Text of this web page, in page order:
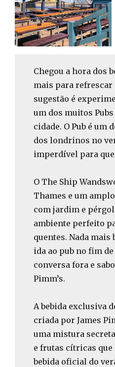
Chegou a hora dos
mais para refrescar
sugestão é
um dos muitos
cidade. O Pub é um
dos londrinos no
imperdível para
O The Ship
Thames e um
com jardim e
ambiente perfeito
quentes. Nada
ida ao pub no fim
conversa fora e
Pimm’s.
A bebida exclusiva
criada por James
uma mistura
e frutas cítricas que
bebida oficial do